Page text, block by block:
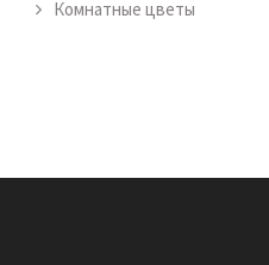
Комнатные цветы